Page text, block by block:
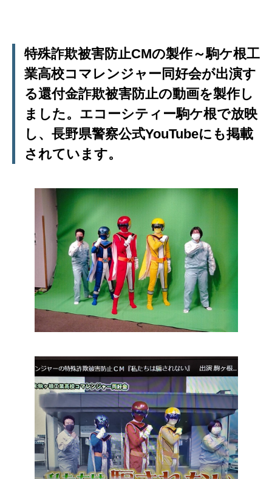
特殊詐欺被害防止CMの製作～駒ケ根工
業高校コマレンジャー同好会が出演す
る還付金詐欺被害防止の動画を製作し
ました。エコーシティー駒ケ根で放映
し、長野県警察公式YouTubeにも掲載
されています。